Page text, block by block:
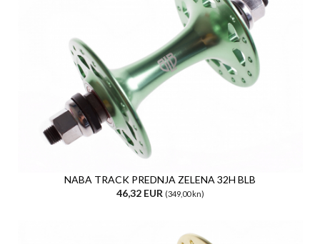
NABA TRACK PREDNJA ZELENA 32H BLB
46,32 EUR (349,00 kn)